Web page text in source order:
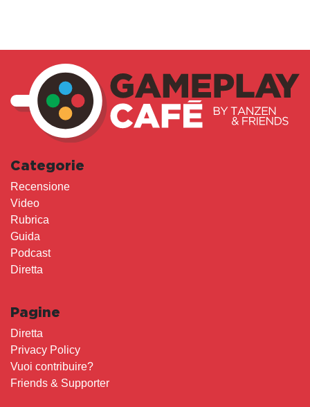
Categorie
Recensione
Video
Rubrica
Guida
Podcast
Diretta
Pagine
Diretta
Privacy Policy
Vuoi contribuire?
Friends & Supporter